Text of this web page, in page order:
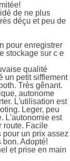
de ne plus
déçu et peu de
pour enregistrer
stockage sur c e
qualité
un petit sifflement
Très gênant.
autonome
L'utilisation est
Leger, peu
L'autonomie est
route. Facile
un prix assez
bon. Adopté!
et prise en main